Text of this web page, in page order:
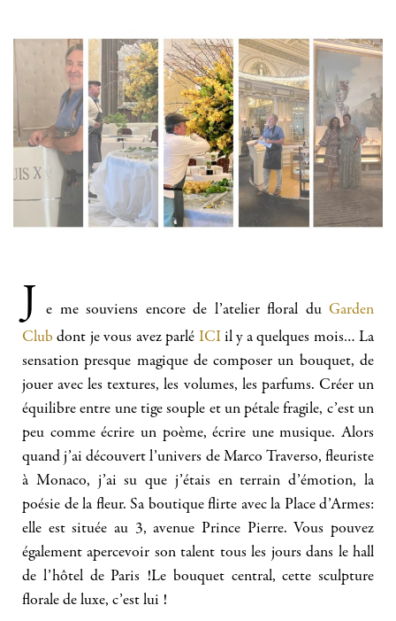
J e me souviens encore de l’atelier floral du Garden
Clubdont je vous avez parlé ICIil y a quelques mois… La
sensation presque magique de composer un bouquet, de
jouer avec les textures, les volumes, les parfums. Créer un
équilibre entre une tige souple et un pétale fragile, c’est un
peu comme écrire un poème, écrire une musique. Alors
quand j’ai découvert l’univers de Marco Traverso, fleuriste
à Monaco, j’ai su que j’étais en terrain d’émotion, la
poésie de la fleur. Sa boutique flirte avec la Place d’Armes:
elle est située au 3, avenue Prince Pierre. Vous pouvez
également apercevoir son talent tous les jours dans le hall
de l’hôtel de Paris !Le bouquet central, cette sculpture
florale de luxe, c’est lui !